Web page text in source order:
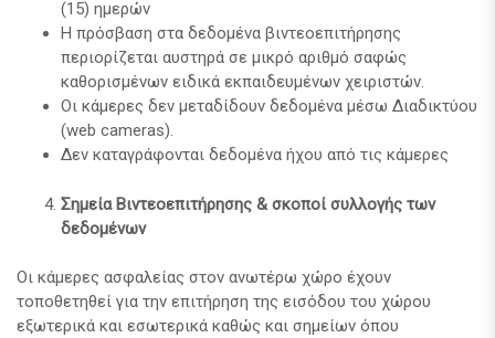
(15) ημερών
Η πρόσβαση στα δεδομένα βιντεοεπιτήρησης
περιορίζεται αυστηρά σε μικρό αριθμό σαφώς
καθορισμένων ειδικά εκπαιδευμένων χειριστών.
Οι κάμερες δεν μεταδίδουν δεδομένα μέσω Διαδικτύου
(web cameras).
Δεν καταγράφονται δεδομένα ήχου από τις κάμερες
Σημεία Βιντεοεπιτήρησης & σκοποί συλλογής των
δεδομένων
Οι κάμερες ασφαλείας στον ανωτέρω χώρο έχουν
τοποθετηθεί για την επιτήρηση της εισόδου του χώρου
εξωτερικά και εσωτερικά καθώς και σημείων όπου